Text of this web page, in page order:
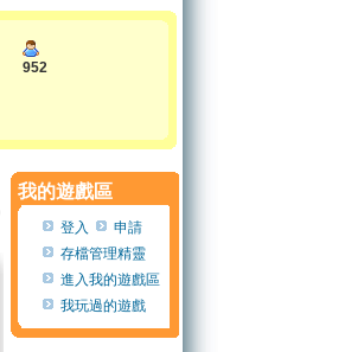
952
我的遊戲區
登入
申請
存檔管理精靈
進入我的遊戲區
我玩過的遊戲